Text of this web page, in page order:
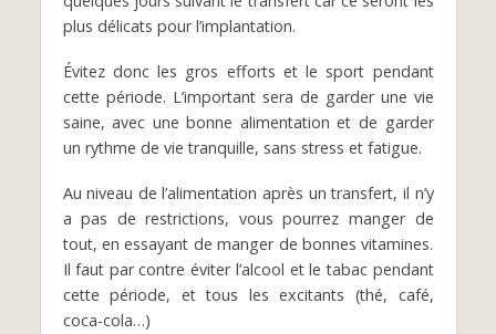
plus délicats pour l’implantation.
Évitez donc les gros efforts et le sport pendant
cette période. L’important sera de garder une vie
saine, avec une bonne alimentation et de garder
un rythme de vie tranquille, sans stress et fatigue.
Au niveau de l’alimentation après un transfert, il n’y
a pas de restrictions, vous pourrez manger de
tout, en essayant de manger de bonnes vitamines.
Il faut par contre éviter l’alcool et le tabac pendant
cette période, et tous les excitants (thé, café,
coca-cola…)